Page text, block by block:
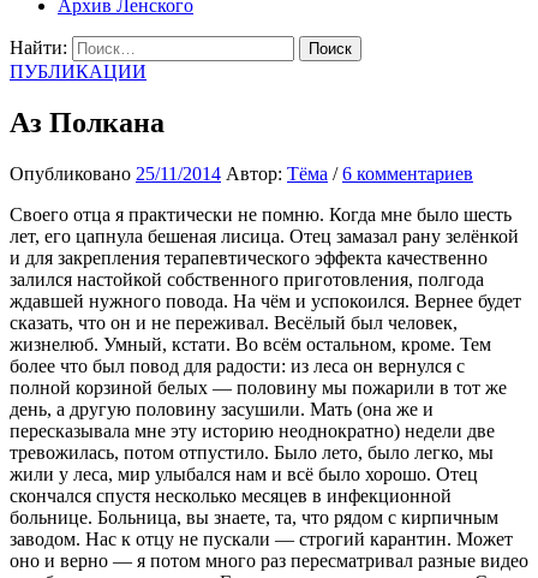
Архив Ленского
Найти:
ПУБЛИКАЦИИ
Аз Полкана
Опубликовано 25/11/2014 Автор: Тёма /6 комментариев
Своего отца я практически не помню. Когда мне было шесть
лет, его цапнула бешеная лисица. Отец замазал рану зелёнкой
и для закрепления терапевтического эффекта качественно
залился настойкой собственного приготовления, полгода
ждавшей нужного повода. На чём и успокоился. Вернее будет
сказать, что он и не переживал. Весёлый был человек,
жизнелюб. Умный, кстати. Во всём остальном, кроме. Тем
более что был повод для радости: из леса он вернулся с
полной корзиной белых — половину мы пожарили в тот же
день, а другую половину засушили. Мать (она же и
пересказывала мне эту историю неоднократно) недели две
тревожилась, потом отпустило. Было лето, было легко, мы
жили у леса, мир улыбался нам и всё было хорошо. Отец
скончался спустя несколько месяцев в инфекционной
больнице. Больница, вы знаете, та, что рядом с кирпичным
заводом. Нас к отцу не пускали — строгий карантин. Может
оно и верно — я потом много раз пересматривал разные видео